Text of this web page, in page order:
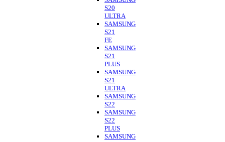
S20
ULTRA
SAMSUNG
S21
FE
SAMSUNG
S21
PLUS
SAMSUNG
S21
ULTRA
SAMSUNG
S22
SAMSUNG
S22
PLUS
SAMSUNG